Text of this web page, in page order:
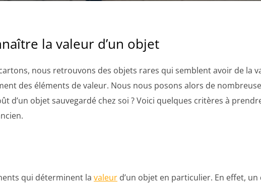
la valeur d’un objet
nous retrouvons des objets rares qui semblent avoir de la
des éléments de valeur. Nous nous posons alors de
d’un objet sauvegardé chez soi ? Voici quelques critères à
qui déterminent la valeur d’un objet en particulier. En effet,